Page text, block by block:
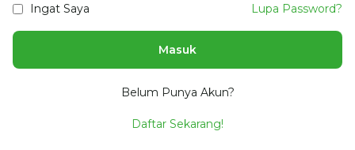
Ingat Saya Lupa Password?
Masuk
Belum Punya Akun?
Daftar Sekarang!